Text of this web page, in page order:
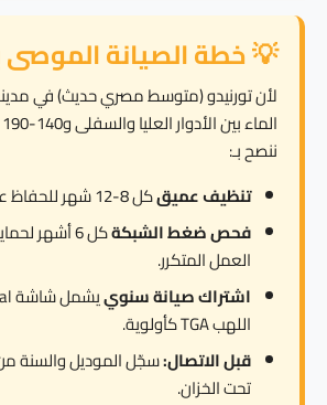
💡 خطة الصيانة الموصى
لأن تورنيدو (متوسط مصري حديث) في
ننصح بـ:
تنظيف عميقكل 8-12 شهر للحفاظ على عمر العنصر.
فحص ضغط الشبكة
كل 6 أشهر
العمل المتكرر.
اشتراك صيانة سنوي
اللهب TGA كأولوية.
قبل الاتصال:سجّل الموديل والسنة
تحت الخزان.